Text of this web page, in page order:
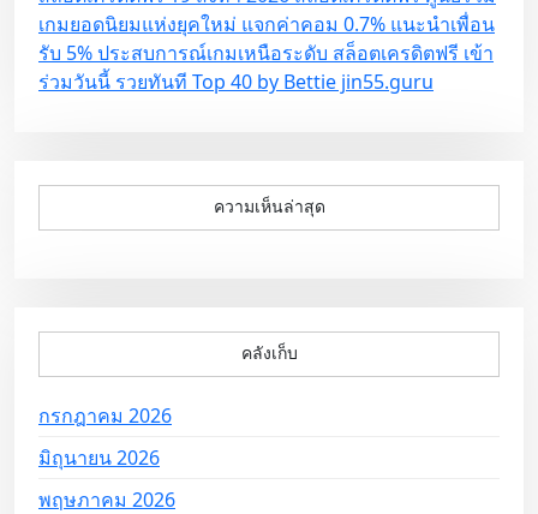
เกมยอดนิยมแห่งยุคใหม่ แจกค่าคอม 0.7% แนะนำเพื่อน
รับ 5% ประสบการณ์เกมเหนือระดับ สล็อตเครดิตฟรี เข้า
ร่วมวันนี้ รวยทันที Top 40 by Bettie jin55.guru
ความเห็นล่าสุด
คลังเก็บ
กรกฎาคม 2026
มิถุนายน 2026
พฤษภาคม 2026